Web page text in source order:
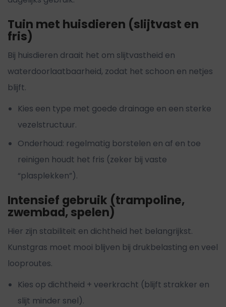
Tuin met huisdieren (slijtvast en
fris)
Bij huisdieren draait het om slijtvastheid en
waterdoorlaatbaarheid, zodat het schoon en netjes
blijft.
Kies een type met goede drainage en een sterke
vezelstructuur.
Onderhoud: regelmatig borstelen en af en toe
reinigen houdt het fris (zeker bij vaste
“plasplekken”).
Intensief gebruik (trampoline,
zwembad, spelen)
Hier zijn stabiliteit en dichtheid het belangrijkst.
Kunstgras moet mooi blijven bij drukbelasting en veel
looproutes.
Kies op dichtheid + veerkracht (blijft strakker en
slijt minder snel).